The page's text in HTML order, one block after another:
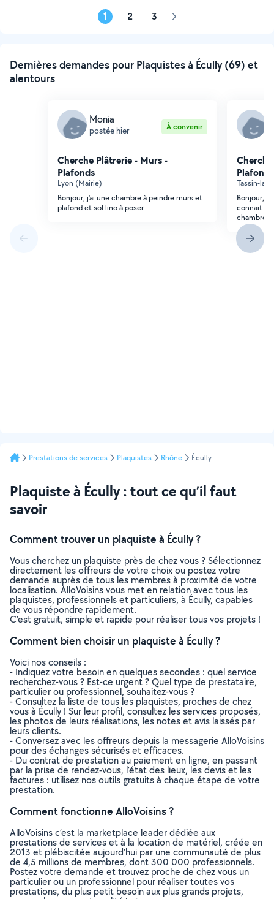
1 2 3 Page
Dernières demandes pour Plaquistes à Écully (69) et
alentours
Monia
postée hier À convenir
Cherche Plâtrerie - Murs -
Plafonds
Lyon (Mairie)
Bonjour, j'ai une chambre à peindre murs et
plafond et sol lino à poser
Plafonds
Tassin-la-
Bonjour,
connait
chambre
Prestations de services Plaquistes Rhône Écully
Plaquiste à Écully : tout ce qu’il faut
savoir
Comment trouver un plaquiste à Écully ?
Vous cherchez un plaquiste près de chez vous ? Sélectionnez
directement les offreurs de votre choix ou postez votre
demande auprès de tous les membres à proximité de votre
localisation. AlloVoisins vous met en relation avec tous les
plaquistes, professionnels et particuliers, à Écully, capables
de vous répondre rapidement.
C’est gratuit, simple et rapide pour réaliser tous vos projets !
Comment bien choisir un plaquiste à Écully ?
Voici nos conseils :
- Indiquez votre besoin en quelques secondes : quel service
recherchez-vous ? Est-ce urgent ? Quel type de prestataire,
particulier ou professionnel, souhaitez-vous ?
- Consultez la liste de tous les plaquistes, proches de chez
vous à Écully ! Sur leur profil, consultez les services proposés,
les photos de leurs réalisations, les notes et avis laissés par
leurs clients.
- Conversez avec les offreurs depuis la messagerie AlloVoisins
pour des échanges sécurisés et efficaces.
- Du contrat de prestation au paiement en ligne, en passant
par la prise de rendez-vous, l’état des lieux, les devis et les
factures : utilisez nos outils gratuits à chaque étape de votre
prestation.
Comment fonctionne AlloVoisins ?
AlloVoisins c’est la marketplace leader dédiée aux
prestations de services et à la location de matériel, créée en
2013 et plébiscitée aujourd’hui par une communauté de plus
de 4,5 millions de membres, dont 300 000 professionnels.
Postez votre demande et trouvez proche de chez vous un
particulier ou un professionnel pour réaliser toutes vos
prestations, du plus petit besoin aux plus grands projets,